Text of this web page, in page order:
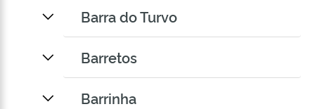
Barra do Turvo
Barretos
Barrinha